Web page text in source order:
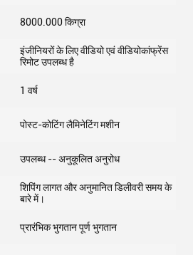
8000.000 किग्रा
इंजीनियरों के लिए वीडियो एवं वीडियोकांफ्रेंस
रिमोट उपलब्ध है
1 वर्ष
पोस्ट-कोटिंग लैमिनेटिंग मशीन
उपलब्ध -- अनुकूलित अनुरोध
शिपिंग लागत और अनुमानित डिलीवरी समय के
बारे में।
प्रारंभिक भुगतान पूर्ण भुगतान